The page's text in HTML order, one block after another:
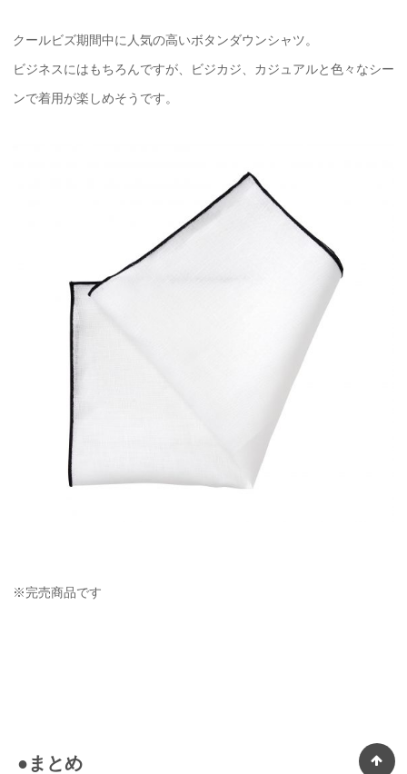
クールビズ期間中に人気の高いボタンダウンシャツ。
ビジネスにはもちろんですが、ビジカジ、カジュアルと色々なシー
ンで着用が楽しめそうです。
※完売商品です
●まとめ